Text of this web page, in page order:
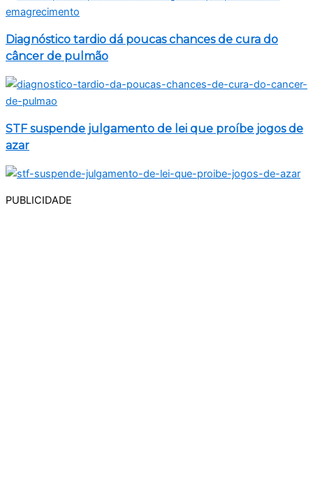
Diagnóstico tardio dá poucas chances de cura do
câncer de pulmão
STF suspende julgamento de lei que proíbe jogos de
azar
PUBLICIDADE